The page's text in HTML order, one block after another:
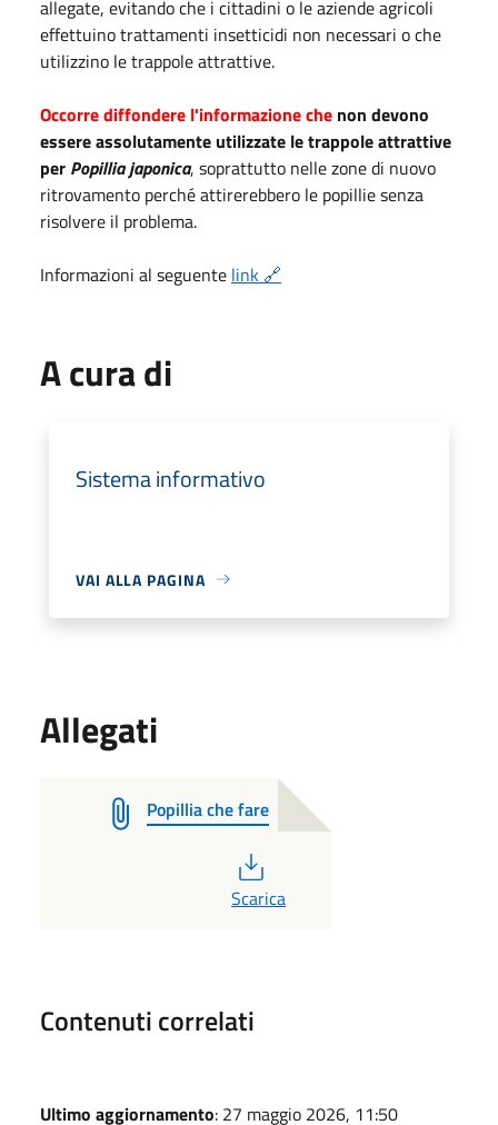
allegate, evitando che i cittadini o le aziende agricoli
effettuino trattamenti insetticidi non necessari o che
utilizzino le trappole attrattive.
Occorre diffondere l'informazione che non devono
essere assolutamente utilizzate le trappole attrattive
per Popillia japonica, soprattutto nelle zone di nuovo
ritrovamento perché attirerebbero le popillie senza
risolvere il problema.
Informazioni al seguente link 🔗
A cura di
Sistema informativo
VAI ALLA PAGINA
Allegati
Popillia che fare
PDF
Scarica
Contenuti correlati
Ultimo aggiornamento: 27 maggio 2026, 11:50